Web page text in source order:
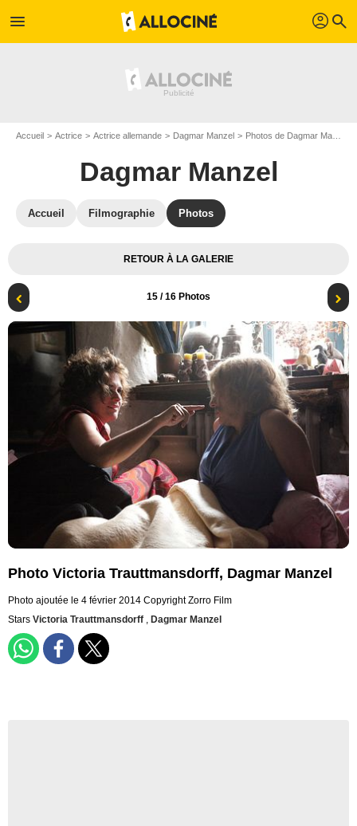
menu profil search
Accueil Actrice Actrice allemande Dagmar Manzel Photos de Dagmar Manzel
Dagmar Manzel
Accueil Filmographie Photos
RETOUR À LA GALERIE
15 / 16 Photos
Photo Victoria Trauttmansdorff, Dagmar Manzel
Photo ajoutée le 4 février 2014 Copyright Zorro Film
Stars Victoria Trauttmansdorff , Dagmar Manzel